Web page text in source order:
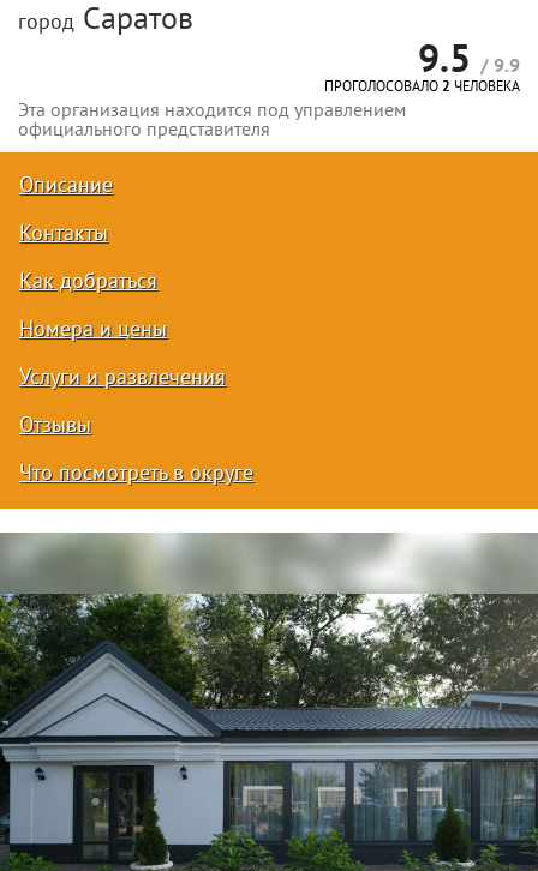
город Саратов
9.5 / 9.9
ПРОГОЛОСОВАЛО 2 ЧЕЛОВЕКА
Эта организация находится под управлением
официального представителя
Описание
Контакты
Как добраться
Номера и цены
Услуги и развлечения
Отзывы
Что посмотреть в округе